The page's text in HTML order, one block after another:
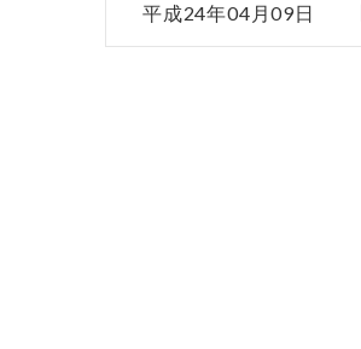
平成24年04月09日